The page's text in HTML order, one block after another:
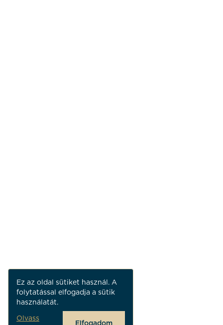
Ez az oldal sütiket használ. A
folytatással elfogadja a sütik
használatát.
Olvass
Elfogadom